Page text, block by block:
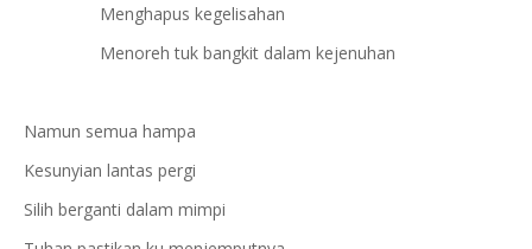
Menghapus kegelisahan
Menoreh tuk bangkit dalam kejenuhan
Namun semua hampa
Kesunyian lantas pergi
Silih berganti dalam mimpi